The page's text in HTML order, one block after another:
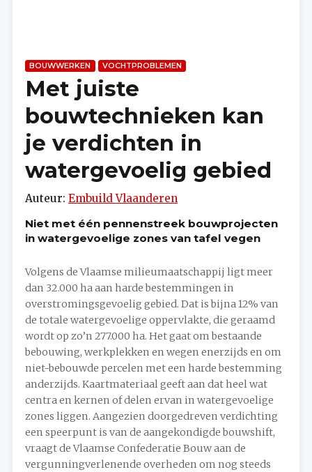
BOUWWERKEN VOCHTPROBLEMEN
Met juiste
bouwtechnieken kan
je verdichten in
watergevoelig gebied
Auteur: Embuild Vlaanderen
Niet met één pennenstreek bouwprojecten
in watergevoelige zones van tafel vegen
Volgens de Vlaamse milieumaatschappij ligt meer
dan 32.000 ha aan harde bestemmingen in
overstromingsgevoelig gebied. Dat is bijna 12% van
de totale watergevoelige oppervlakte, die geraamd
wordt op zo’n 277.000 ha. Het gaat om bestaande
bebouwing, werkplekken en wegen enerzijds en om
niet-bebouwde percelen met een harde bestemming
anderzijds. Kaartmateriaal geeft aan dat heel wat
centra en kernen of delen ervan in watergevoelige
zones liggen. Aangezien doorgedreven verdichting
een speerpunt is van de aangekondigde bouwshift,
vraagt de Vlaamse Confederatie Bouw aan de
vergunningverlenende overheden om nog steeds